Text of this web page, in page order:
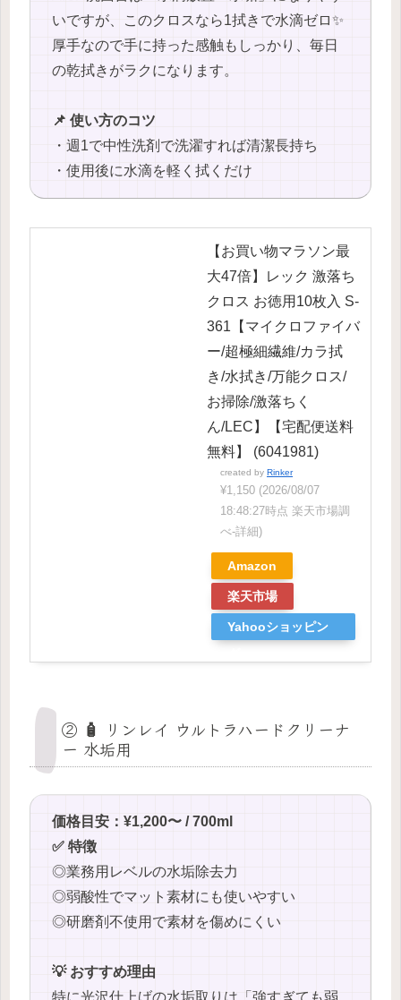
いですが、このクロスなら1拭きで水滴ゼロ✨
厚手なので手に持った感触もしっかり、毎日
の乾拭きがラクになります。
📌 使い方のコツ
・週1で中性洗剤で洗濯すれば清潔長持ち
・使用後に水滴を軽く拭くだけ
【お買い物マラソン最
大47倍】レック 激落ち
クロス お徳用10枚入 S-
361【マイクロファイバ
ー/超極細繊維/カラ拭
き/水拭き/万能クロス/
お掃除/激落ちく
ん/LEC】【宅配便送料
無料】 (6041981)
created by Rinker
¥1,150 (2026/08/07
18:48:27時点 楽天市場調
べ-詳細)
Amazon
楽天市場
Yahooショッピン
② 🧴 リンレイ ウルトラハードクリーナ
ー 水垢用
価格目安：¥1,200〜 / 700ml
✅ 特徴
◎業務用レベルの水垢除去力
◎弱酸性でマット素材にも使いやすい
◎研磨剤不使用で素材を傷めにくい
💡 おすすめ理由
特に光沢仕上げの水垢取りは「強すぎても弱